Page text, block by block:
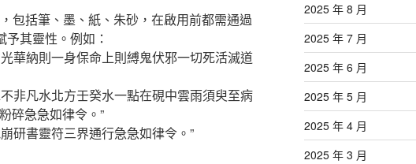
包括筆、墨、紙、朱砂，在啟用前都需通過
予其靈性。例如：
華納則一身保命上則縛鬼伏邪一切死活滅道
非凡水北方壬癸水一點在硯中雲雨須臾至病
碎急急如律令。”
研書靈符三界通行急急如律令。”
2025 年 8 月
2025 年 7 月
2025 年 6 月
2025 年 5 月
2025 年 4 月
2025 年 3 月